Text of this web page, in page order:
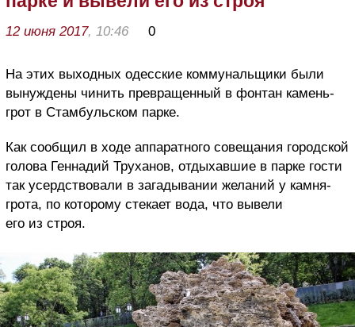
12 июня 2017, 10:46 0
На этих выходных одесские коммунальщики были
вынуждены чинить превращенный в фонтан камень-
грот в Стамбульском парке.
Как сообщил в ходе аппаратного совещания городской
голова Геннадий Труханов, отдыхавшие в парке гости
так усердствовали в загадывании желаний у камня-
грота, по которому стекает вода, что вывели
его из строя.